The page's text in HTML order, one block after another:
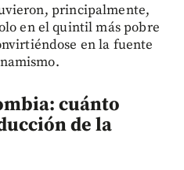
principalmente,
en el quintil más pobre
en la fuente
cuánto
de la